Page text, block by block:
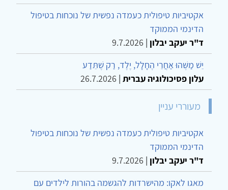
אקטיביות טיפולית כעמדה נפשית של נוכחות בטיפול
הדינמי הממוקד
ד"ר יעקב יבלון |
9.7.2026
יֵשׁ מַשֶּׁהוּ אַחֲרֵי הֶחָלָל, יֶלֶד, רַק שֶׁתֵּדַע
עלון פסיכולוגיה עברית |
26.7.2026
מעוררי עניין
אקטיביות טיפולית כעמדה נפשית של נוכחות בטיפול
הדינמי הממוקד
ד"ר יעקב יבלון |
9.7.2026
מאגו לאקו: מהישרדות להגשמה בהורות לילדים עם